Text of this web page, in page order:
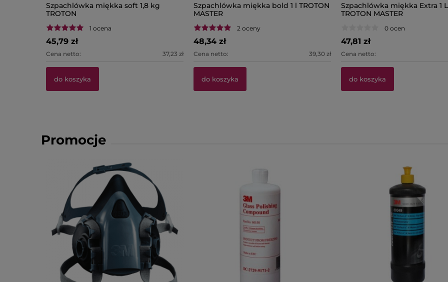
Szpachlówka miękka soft 1,8 kg
TROTON
1 ocena
45,79 zł
Cena netto: 37,23 zł
do koszyka
Szpachlówka miękka bold 1 l TROTON
MASTER
2 oceny
48,34 zł
Cena netto: 39,30 zł
do koszyka
Szpachlówka miękka Extra 1 L
TROTON MASTER
0 ocen
47,81 zł
Cena netto:
do koszyka
Promocje